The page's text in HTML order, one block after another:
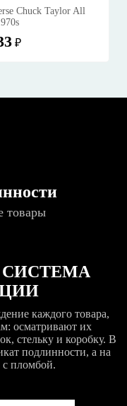
Chuck Taylor All
₽
товары
каждого товара,
осматривают их
стельку и коробку. В
подлинности, а на
с пломбой.